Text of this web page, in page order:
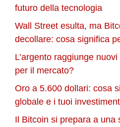
futuro della tecnologia
Wall Street esulta, ma
decollare: cosa significa
L’argento raggiunge
per il mercato?
Oro a 5.600 dollari: cosa
globale e i tuoi
Il Bitcoin si prepara a una